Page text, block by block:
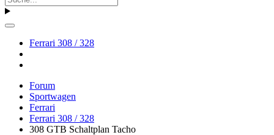
Ferrari 308 / 328
Forum
Sportwagen
Ferrari
Ferrari 308 / 328
308 GTB Schaltplan Tacho